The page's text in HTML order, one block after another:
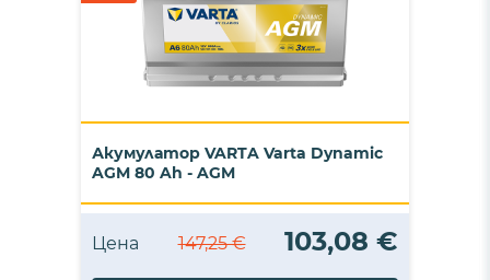
Акумулатор VARTA Varta Dynamic
AGM 80 Ah - AGM
Цена 147,25 € 103,08 €